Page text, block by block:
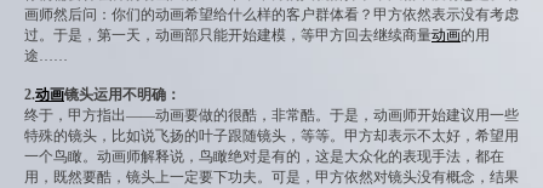
画师然后问：你们的动画希望给什么样的客户群体看？甲方依然表示没有考虑
过。于是，第一天，动画部只能开始建模，等甲方回去继续商量动画的用
途……
2.动画镜头运用不明确：
终于，甲方指出——动画要做的很酷，非常酷。于是，动画师开始建议用一些
特殊的镜头，比如说飞扬的叶子跟随镜头，等等。甲方却表示不太好，希望用
一个鸟瞰。动画师解释说，鸟瞰绝对是有的，这是大众化的表现手法，都在
用，既然要酷，镜头上一定要下功夫。可是，甲方依然对镜头没有概念，结果